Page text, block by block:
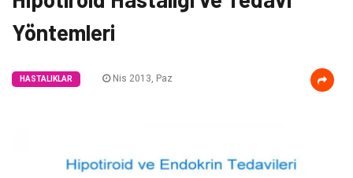
Yöntemleri
HASTALIKLAR Nis 2013, Paz